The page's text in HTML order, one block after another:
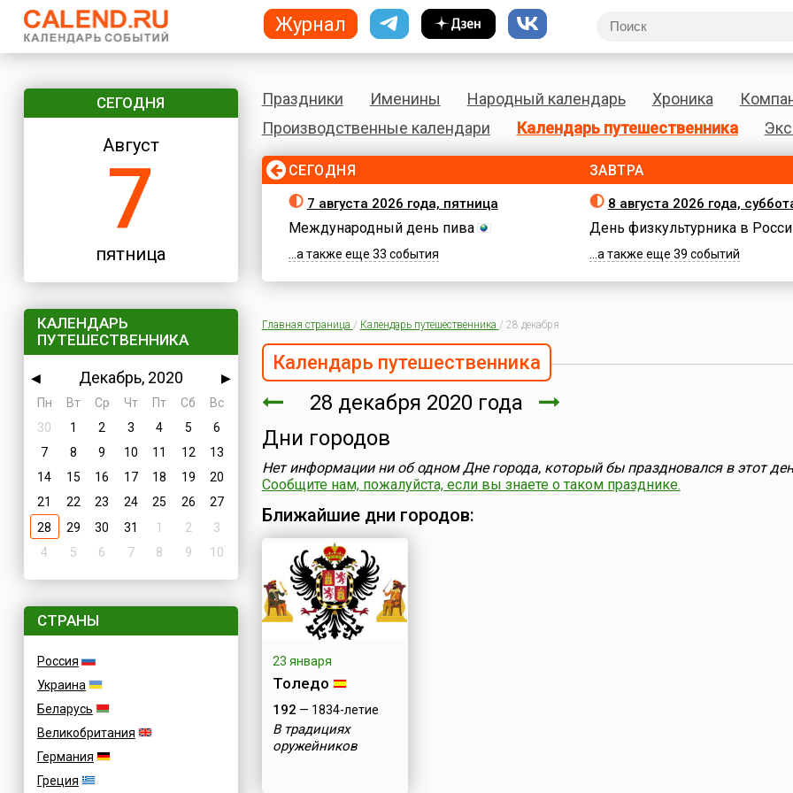
СЕГОДНЯ
Август
7
пятница
КАЛЕНДАРЬ
ПУТЕШЕСТВЕННИКА
◀ Декабрь, 2020
▶
Пн
Вт Ср Чт Пт Сб
Вс
30
1 2 3 4 5
6
7
8 9 10 11 12
13
14
15 16 17 18 19
20
21
22 23 24 25 26
27
28
29 30 31 1 2
3
4
5 6 7 8 9 10
СТРАНЫ
Россия
Украина
Беларусь
Великобритания
Германия
Греция
Праздники Именины Народный календарь Хроника
Производственные календари
Календарь путешественника
СЕГОДНЯ
7 августа 2026 года, пятница
Международный день пива
...а также еще 33 события
ЗАВТРА
8 августа 2026 года,
День физкультурника в
...а также еще 39 событий
Главная страница / Календарь путешественника / 28 декабря
Календарь путешественника
28 декабря 2020 года
Дни городов
Нет информации ни об одном Дне города, который бы праздновался в этот
Сообщите нам, пожалуйста, если вы знаете о таком празднике.
Ближайшие дни городов:
23 января
Толедо
192 — 1834-летие
В традициях
оружейников
Журнал